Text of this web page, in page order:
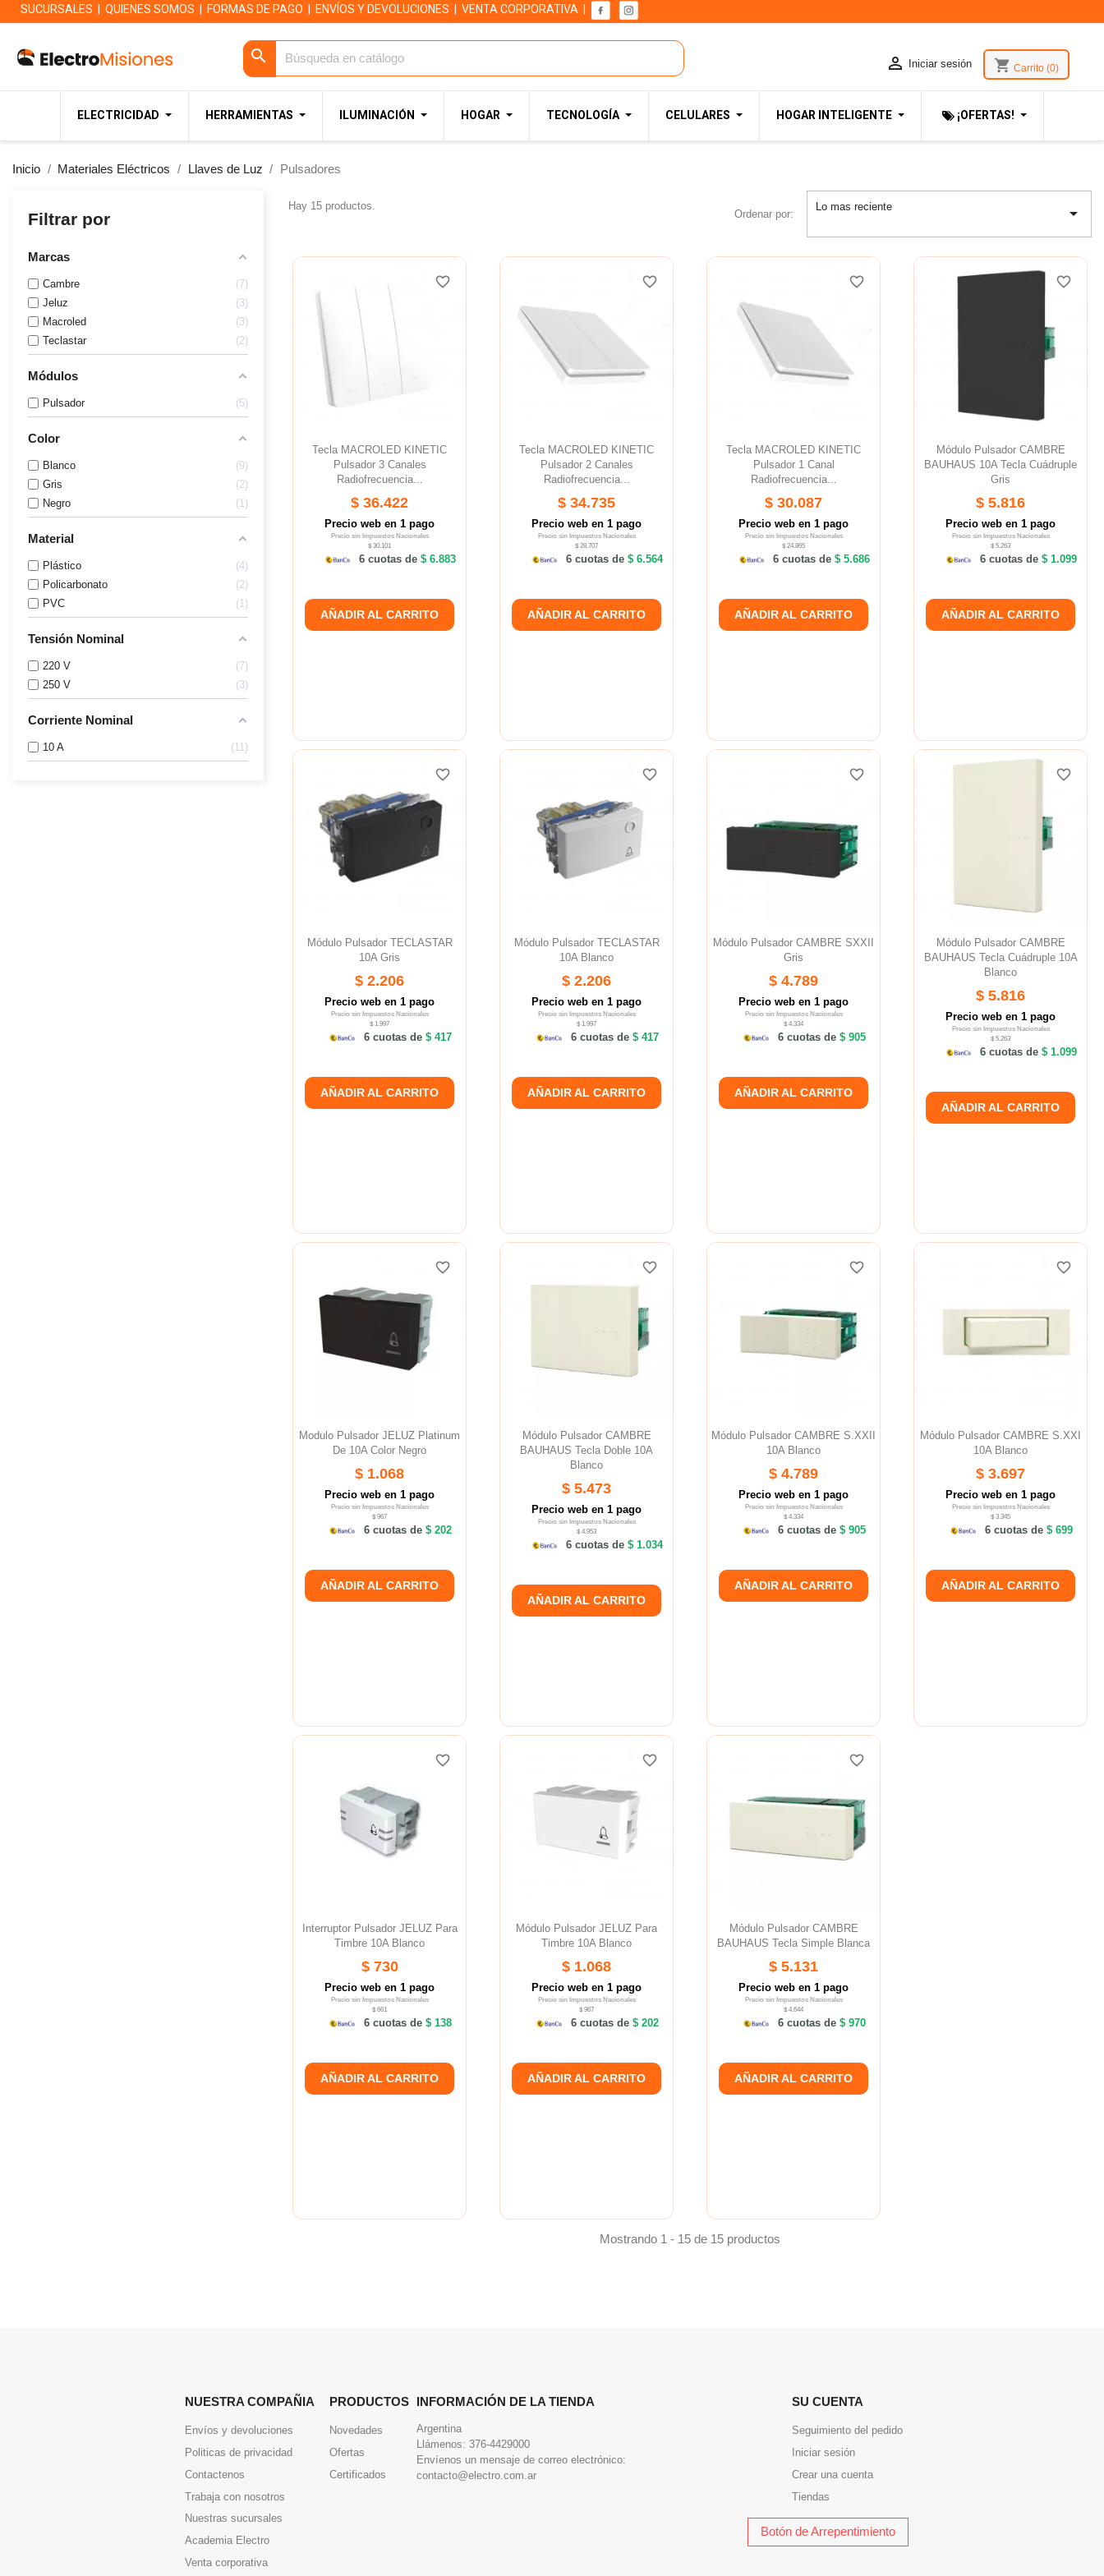
SUCURSALES QUIENES SOMOS FORMAS DE PAGO ENVÍOS Y DEVOLUCIONES VENTA CORPORATIVA
 Iniciar sesión shopping_cart Carrito (0)
search
ELECTRICIDAD HERRAMIENTAS ILUMINACIÓN HOGAR TECNOLOGÍA CELULARES HOGAR INTELIGENTE ¡OFERTAS!
Inicio Materiales Eléctricos Llaves de Luz Pulsadores
Filtrar por
Marcas
Cambre
7
Jeluz
3
Macroled
3
Teclastar
2
Módulos
Pulsador 5
Color
Blanco
9
Gris
2
Negro
1
Material
Plástico
4
Policarbonato
2
PVC
1
Tensión Nominal
220 V
7
250 V
3
Corriente Nominal
10 A 11
Hay 15 productos.
Ordenar por:
Lo mas reciente 
Tecla MACROLED KINETIC
Pulsador 3 Canales
Radiofrecuencia...
$ 36.422
Precio web en 1 pago
Precio sin Impuestos Nacionales
$ 30.101
6 cuotas de$ 6.883
AÑADIR AL CARRITO
favorite_border
favorite_border
Tecla MACROLED KINETIC
Pulsador 2 Canales
Radiofrecuencia...
$ 34.735
Precio web en 1 pago
Precio sin Impuestos Nacionales
$ 28.707
6 cuotas de$ 6.564
AÑADIR AL CARRITO
favorite_border
favorite_border
Tecla MACROLED KINETIC
Pulsador 1 Canal
Radiofrecuencia...
$ 30.087
Precio web en 1 pago
Precio sin Impuestos Nacionales
$ 24.865
6 cuotas de$ 5.686
AÑADIR AL CARRITO
favorite_border
favorite_border
Módulo Pulsador CAMBRE
BAUHAUS 10A Tecla Cuádruple
Gris
$ 5.816
Precio web en 1 pago
Precio sin Impuestos Nacionales
$ 5.263
6 cuotas de$ 1.099
AÑADIR AL CARRITO
favorite_border
favorite_border
Módulo Pulsador TECLASTAR
10A Gris
$ 2.206
Precio web en 1 pago
Precio sin Impuestos Nacionales
$ 1.997
6 cuotas de $ 417
AÑADIR AL CARRITO
favorite_border
favorite_border
Módulo Pulsador TECLASTAR
10A Blanco
$ 2.206
Precio web en 1 pago
Precio sin Impuestos Nacionales
$ 1.997
6 cuotas de $ 417
AÑADIR AL CARRITO
favorite_border
favorite_border
Módulo Pulsador CAMBRE SXXII
Gris
$ 4.789
Precio web en 1 pago
Precio sin Impuestos Nacionales
$ 4.334
6 cuotas de $ 905
AÑADIR AL CARRITO
favorite_border
favorite_border
Módulo Pulsador CAMBRE
BAUHAUS Tecla Cuádruple 10A
Blanco
$ 5.816
Precio web en 1 pago
Precio sin Impuestos Nacionales
$ 5.263
6 cuotas de$ 1.099
AÑADIR AL CARRITO
favorite_border
favorite_border
Modulo Pulsador JELUZ Platinum
De 10A Color Negro
$ 1.068
Precio web en 1 pago
Precio sin Impuestos Nacionales
$ 967
6 cuotas de $ 202
AÑADIR AL CARRITO
favorite_border
favorite_border
Módulo Pulsador CAMBRE
BAUHAUS Tecla Doble 10A
Blanco
$ 5.473
Precio web en 1 pago
Precio sin Impuestos Nacionales
$ 4.953
6 cuotas de$ 1.034
AÑADIR AL CARRITO
favorite_border
favorite_border
Módulo Pulsador CAMBRE S.XXII
10A Blanco
$ 4.789
Precio web en 1 pago
Precio sin Impuestos Nacionales
$ 4.334
6 cuotas de $ 905
AÑADIR AL CARRITO
favorite_border
favorite_border
Módulo Pulsador CAMBRE S.XXI
10A Blanco
$ 3.697
Precio web en 1 pago
Precio sin Impuestos Nacionales
$ 3.345
6 cuotas de $ 699
AÑADIR AL CARRITO
favorite_border
favorite_border
Interruptor Pulsador JELUZ Para
Timbre 10A Blanco
$ 730
Precio web en 1 pago
Precio sin Impuestos Nacionales
$ 661
6 cuotas de $ 138
AÑADIR AL CARRITO
favorite_border
favorite_border
Módulo Pulsador JELUZ Para
Timbre 10A Blanco
$ 1.068
Precio web en 1 pago
Precio sin Impuestos Nacionales
$ 967
6 cuotas de $ 202
AÑADIR AL CARRITO
favorite_border
favorite_border
Módulo Pulsador CAMBRE
BAUHAUS Tecla Simple Blanca
$ 5.131
Precio web en 1 pago
Precio sin Impuestos Nacionales
$ 4.644
6 cuotas de $ 970
AÑADIR AL CARRITO
favorite_border
favorite_border
Mostrando 1 - 15 de 15 productos
NUESTRA COMPAÑIA
Envíos y devoluciones
Politicas de privacidad
Contactenos
Trabaja con nosotros
Nuestras sucursales
Academia Electro
Venta corporativa
PRODUCTOS
Novedades
Ofertas
Certificados
INFORMACIÓN DE LA TIENDA
Argentina
Llámenos: 376-4429000
Envíenos un mensaje de correo electrónico:
contacto@electro.com.ar
SU CUENTA
Seguimiento del pedido
Iniciar sesión
Crear una cuenta
Tiendas
Botón de Arrepentimiento